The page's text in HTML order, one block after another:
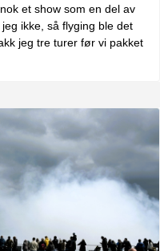
et show som en del av
ikke, så flyging ble det
jeg tre turer før vi pakket